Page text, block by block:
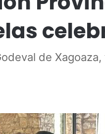
de